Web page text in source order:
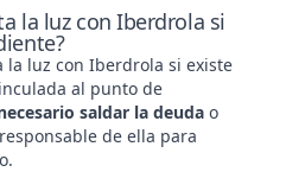
la luz con Iberdrola si
la luz con Iberdrola si existe
al punto de
saldar la deuda o
de ella para